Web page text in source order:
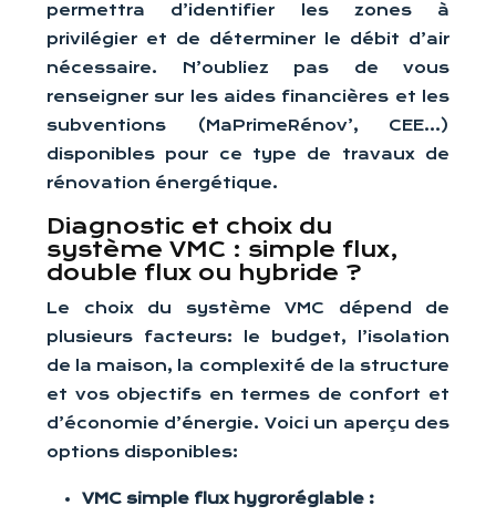
permettra d’identifier les zones à
privilégier et de déterminer le débit d’air
nécessaire. N’oubliez pas de vous
renseigner sur les aides financières et les
subventions (MaPrimeRénov’, CEE…)
disponibles pour ce type de travaux de
rénovation énergétique.
Diagnostic et choix du
système VMC : simple flux,
double flux ou hybride ?
Le choix du système VMC dépend de
plusieurs facteurs: le budget, l’isolation
de la maison, la complexité de la structure
et vos objectifs en termes de confort et
d’économie d’énergie. Voici un aperçu des
options disponibles:
VMC simple flux hygroréglable :